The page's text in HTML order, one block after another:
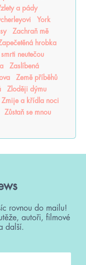
a pády
York
Zachraň mě
hrobka
neutečou
Zaslíbená
Země příběhů
Zloději dýmu
Zmije a křídla noci
Zůstaň se mnou
rovnou do mailu!
autoři, filmové
další.